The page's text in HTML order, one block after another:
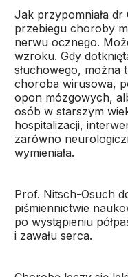
Jak przypomniała
przebiegu choroby
nerwu ocznego.
wzroku. Gdy
słuchowego, można
choroba wirusowa,
opon mózgowych,
osób w starszym
hospitalizacji,
zarówno
wymieniała.
Prof. Nitsch-Osuch
piśmiennictwie
po wystąpieniu
i zawału serca.